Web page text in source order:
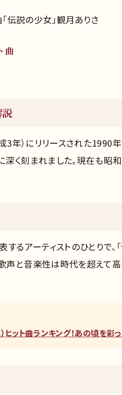
伝説の少女」観月ありさ
曲
説
3年）にリリースされた1990
深く刻まれました。現在も昭
るアーティストのひとりで
声と音楽性は時代を超えて
ット曲ランキング！あの頃を彩